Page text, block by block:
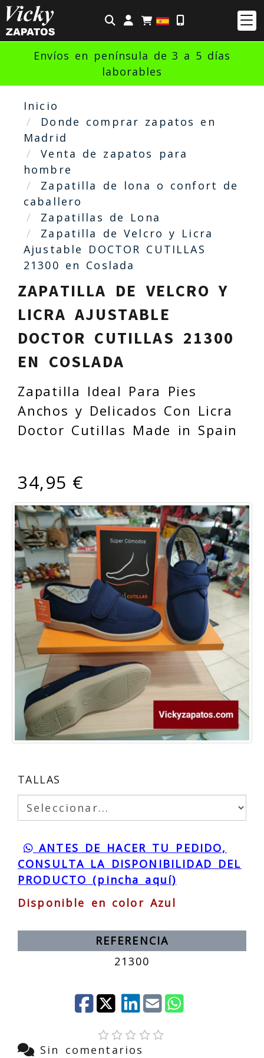
Identifícate
Envíos en península de 3 a 5 días
laborables
Inicio
Donde comprar zapatos en
Madrid
Venta de zapatos para
hombre
Zapatilla de lona o confort de
caballero
Zapatillas de Lona
Zapatilla de Velcro y Licra
Ajustable DOCTOR CUTILLAS
21300 en Coslada
ZAPATILLA DE VELCRO Y
LICRA AJUSTABLE
DOCTOR CUTILLAS 21300
EN COSLADA
Zapatilla Ideal Para Pies
Anchos y Delicados Con Licra
Doctor Cutillas Made in Spain
34,95 €
TALLAS
ANTES DE HACER TU PEDIDO,
CONSULTA LA DISPONIBILIDAD DEL
PRODUCTO (pincha aquí)
Disponible en color Azul
REFERENCIA
21300
Sin comentarios